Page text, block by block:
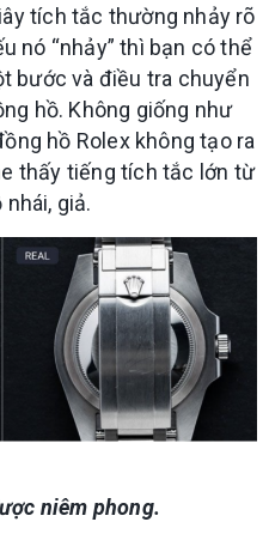
tích tắc thường nhảy rõ
nó “nhảy” thì bạn có thể
bước và điều tra chuyển
hồ. Không giống như
hồ Rolex không tạo ra
thấy tiếng tích tắc lớn từ
giả.
niêm phong.